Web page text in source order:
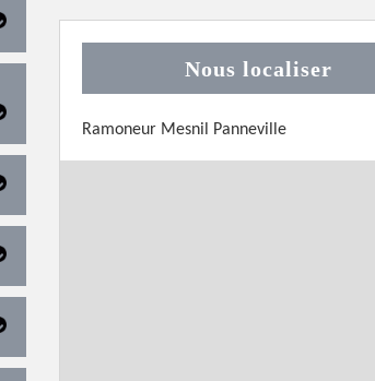
Nous localiser
Ramoneur Mesnil Panneville